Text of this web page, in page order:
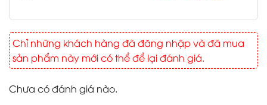
Chỉ những khách hàng đã đăng nhập và đã mua
sản phẩm này mới có thể để lại đánh giá.
Chưa có đánh giá nào.